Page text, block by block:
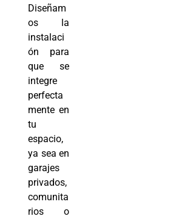
Diseñam
os la
instalaci
ón para
que se
integre
perfecta
mente en
tu
espacio,
ya sea en
garajes
privados,
comunita
rios o